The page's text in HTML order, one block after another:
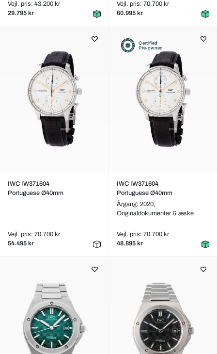
Vejl. pris: 43.200 kr
29.795 kr
Vejl. pris: 70.700 kr
60.995 kr
IWC IW371604
Portuguese Ø40mm
Vejl. pris: 70.700 kr
54.495 kr
Certified
Pre-owned
IWC IW371604
Portuguese Ø40mm
Årgang: 2020,
Originaldokumenter & æske
Vejl. pris: 70.700 kr
48.895 kr